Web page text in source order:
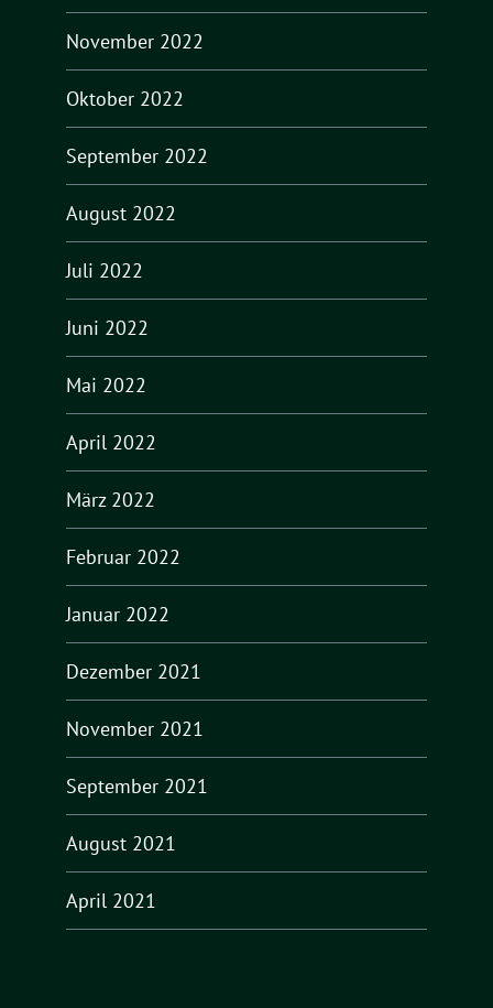
November 2022
Oktober 2022
September 2022
August 2022
Juli 2022
Juni 2022
Mai 2022
April 2022
März 2022
Februar 2022
Januar 2022
Dezember 2021
November 2021
September 2021
August 2021
April 2021